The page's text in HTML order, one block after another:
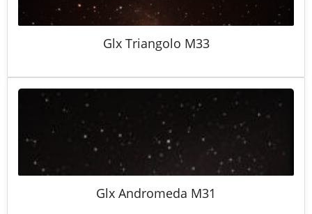
Glx Triangolo M33
Glx Andromeda M31